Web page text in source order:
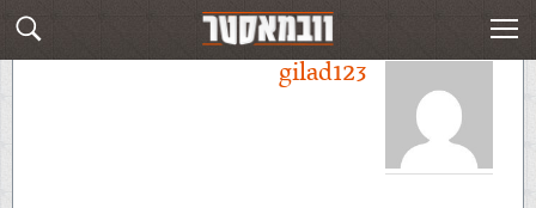
gilad123